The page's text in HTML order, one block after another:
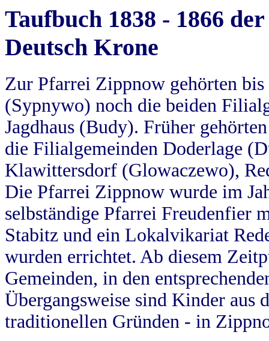
Taufbuch 1838 - 1866
Deutsch Krone
Zur Pfarrei Zippnow gehörten
(Sypnywo) noch die beiden
Jagdhaus (Budy). Früher
die Filialgemeinden Doderlage
Klawittersdorf (Glowaczewo),
Die Pfarrei Zippnow wurde im
selbständige Pfarrei Freudenfier
Stabitz und ein Lokalvikariat
wurden errichtet. Ab diesem
Gemeinden, in den
Übergangsweise sind Kinder aus
traditionellen Gründen - in